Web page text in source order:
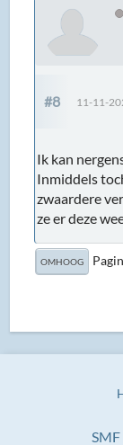
#8 11-11-
Ik kan
Inmiddels
zwaardere
ze er deze
OMHOOG